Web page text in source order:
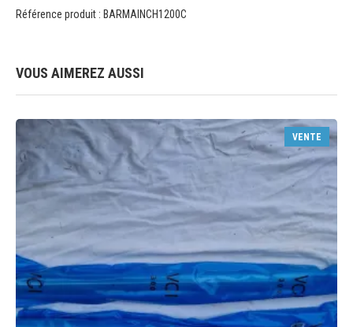
Référence produit : BARMAINCH1200C
VOUS AIMEREZ AUSSI
VENTE